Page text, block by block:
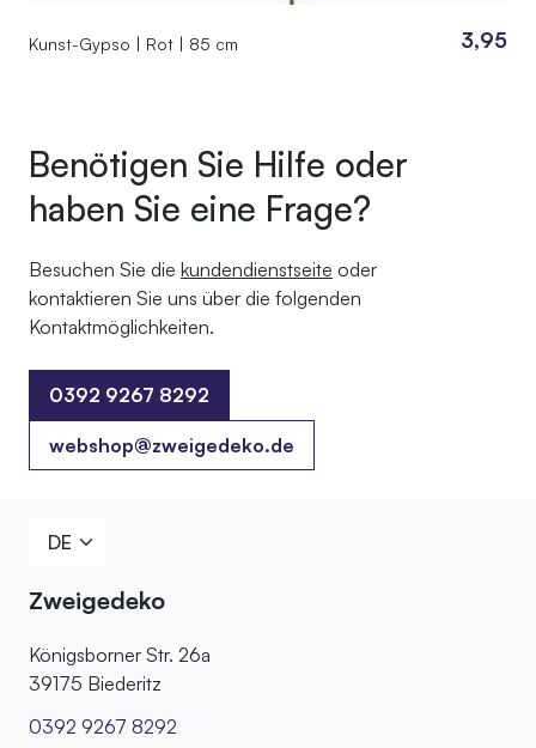
Kunst-Gypso | Rot | 85 cm 3,95
Benötigen Sie Hilfe oder
haben Sie eine Frage?
Besuchen Sie die kundendienstseite oder
kontaktieren Sie uns über die folgenden
Kontaktmöglichkeiten.
0392 9267 8292
0392 9267 8292
webshop@zweigedeko.de
Zweigedeko
Königsborner Str. 26a
39175 Biederitz
0392 9267 8292